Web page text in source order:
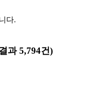
다.
과 5,794건)